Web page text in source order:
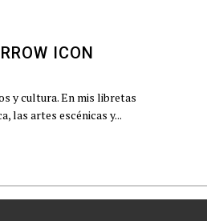
y cultura. En mis libretas
las artes escénicas y...